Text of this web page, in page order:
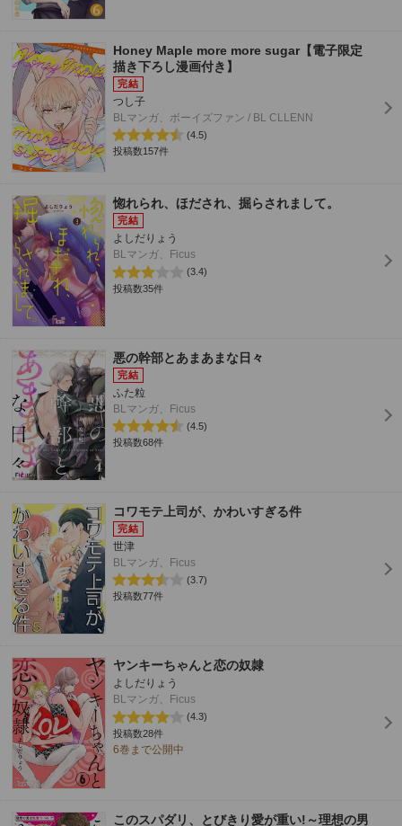
Honey Maple more more sugar【電子限定
描き下ろし漫画付き】
つし子
BLマンガ、ボーイズファン / BL CLLENN
(4.5)
投稿数157件
惚れられ、ほだされ、掘らされまして。
よしだりょう
BLマンガ、Ficus
(3.4)
投稿数35件
悪の幹部とあまあまな日々
ふた粒
BLマンガ、Ficus
(4.5)
投稿数68件
コワモテ上司が、かわいすぎる件
世津
BLマンガ、Ficus
(3.7)
投稿数77件
ヤンキーちゃんと恋の奴隷
よしだりょう
BLマンガ、Ficus
(4.3)
投稿数28件
6巻まで公開中
このスパダリ、とびきり愛が重い!～理想の男